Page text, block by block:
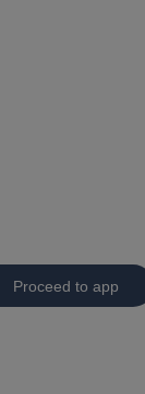
Proceed to app